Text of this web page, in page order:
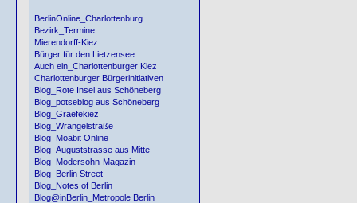
BerlinOnline_Charlottenburg
Bezirk_Termine
Mierendorff-Kiez
Bürger für den Lietzensee
Auch ein_Charlottenburger Kiez
Charlottenburger Bürgerinitiativen
Blog_Rote Insel aus Schöneberg
Blog_potseblog aus Schöneberg
Blog_Graefekiez
Blog_Wrangelstraße
Blog_Moabit Online
Blog_Auguststrasse aus Mitte
Blog_Modersohn-Magazin
Blog_Berlin Street
Blog_Notes of Berlin
Blog@inBerlin_Metropole Berlin